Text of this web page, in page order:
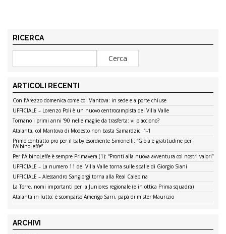
RICERCA
ARTICOLI RECENTI
Con l’Arezzo domenica come col Mantova: in sede e a porte chiuse
UFFICIALE – Lorenzo Poli è un nuovo centrocampista del Villa Valle
Tornano i primi anni ’90 nelle maglie da trasferta: vi piacciono?
Atalanta, col Mantova di Modesto non basta Samardzic: 1-1
Primo contratto pro per il baby esordiente Simonelli: “Gioia e gratitudine per
l’AlbinoLeffe”
Per l’AlbinoLeffe è sempre Primavera (1): “Pronti alla nuova avventura coi nostri valori”
UFFICIALE – La numero 11 del Villa Valle torna sulle spalle di Giorgio Siani
UFFICIALE – Alessandro Sangiorgi torna alla Real Calepina
La Torre, nomi importanti per la Juniores regionale (e in ottica Prima squadra)
Atalanta in lutto: è scomparso Amerigo Sarri, papà di mister Maurizio
ARCHIVI